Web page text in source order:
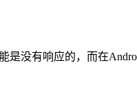
没有响应的，而在